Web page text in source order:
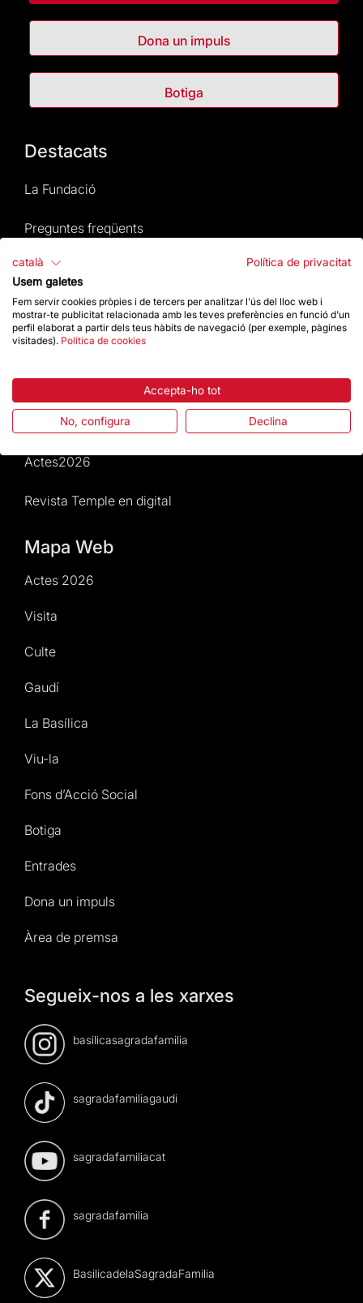
Dona un impuls
Botiga
Destacats
La Fundació
Preguntes freqüents
Atenció al Visitant
Normativa i condicions de compra
Notícies i Actualitat
Agenda
Dona un impuls
Actes2026
Revista Temple en digital
Mapa Web
Actes 2026
Visita
Culte
Gaudí
La Basílica
Viu-la
Fons d’Acció Social
Botiga
Entrades
Dona un impuls
Àrea de premsa
Segueix-nos a les xarxes
basilicasagradafamilia
sagradafamiliagaudi
sagradafamiliacat
sagradafamilia
BasilicadelaSagradaFamilia
català
Política de privacitat
Usem galetes
Fem servir cookies pròpies i de tercers per analitzar l'ús del lloc web i
mostrar-te publicitat relacionada amb les teves preferències en funció d'un
perfil elaborat a partir dels teus hàbits de navegació (per exemple, pàgines
visitades). Política de cookies
Accepta-ho tot
No, configura Declina